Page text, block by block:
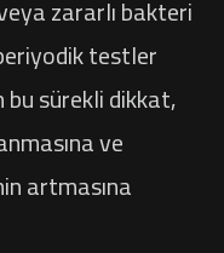
zararlı bakteri
testler
sürekli dikkat,
ve
artmasına